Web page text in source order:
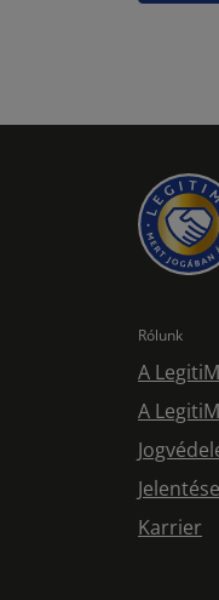
Rólunk
A
A
Karrier